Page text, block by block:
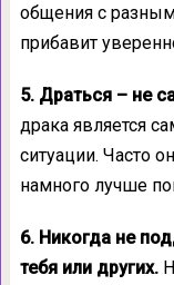
общения с
прибавит
5. Драться – не
драка является
ситуации. Часто
намного лучше
6. Никогда не
тебя или других.